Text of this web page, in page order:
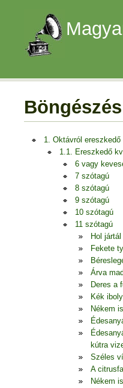
Böngészés
1. Oktávról ereszkedő
1.1. Ereszkedő
6 vagy
7 szótagú
8 szótagú
9 szótagú
10 szótagú
11 szótagú
Hol
Fekete
Árva
Deres a
Kék
Nékem
kútra
Széles
A
Nékem